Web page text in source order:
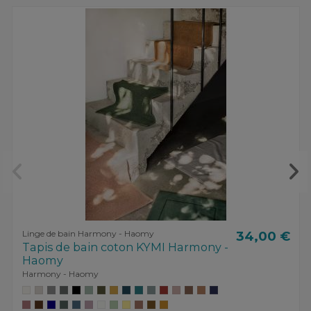
Linge de bain Harmony - Haomy
Tapis de bain coton KYMI Harmony -
Haomy
Harmony - Haomy
34,00 €